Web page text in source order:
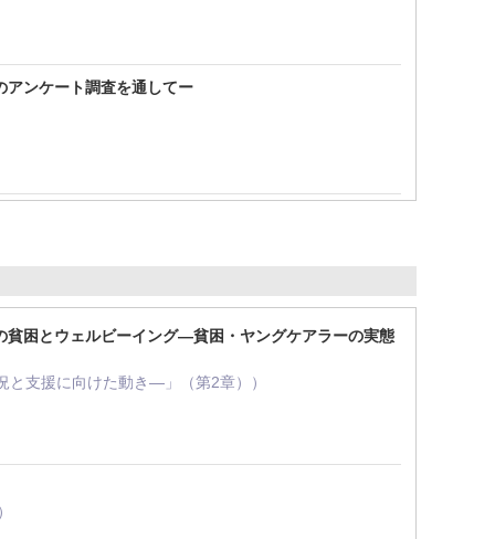
アンケート調査を通してー
貧困とウェルビーイング―貧困・ヤングケアラーの実態
支援に向けた動き―」（第2章））